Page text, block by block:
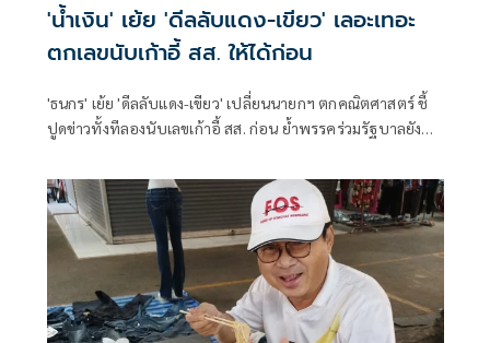
'น้ำเงิน' เย้ย 'ดีลลับแดง-เขียว' เลอะเทอะ
ตกเลขนับเก้าอี้ สส. ให้ได้ก่อน
'ธนกร' เย้ย 'ดีลลับแดง-เขียว' เปลี่ยนนายกฯ ตกคณิตศาสตร์ ชี้
ปูดข่าวทั้งทีลองนับเลขเก้าอี้ สส. ก่อน ย้ำพรรคร่วมรัฐบาลยัง